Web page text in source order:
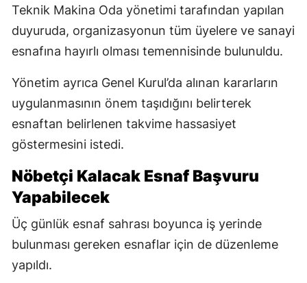
Teknik Makina Oda yönetimi tarafından yapılan
duyuruda, organizasyonun tüm üyelere ve sanayi
esnafına hayırlı olması temennisinde bulunuldu.
Yönetim ayrıca Genel Kurul’da alınan kararların
uygulanmasının önem taşıdığını belirterek
esnaftan belirlenen takvime hassasiyet
göstermesini istedi.
Nöbetçi Kalacak Esnaf Başvuru
Yapabilecek
Üç günlük esnaf sahrası boyunca iş yerinde
bulunması gereken esnaflar için de düzenleme
yapıldı.